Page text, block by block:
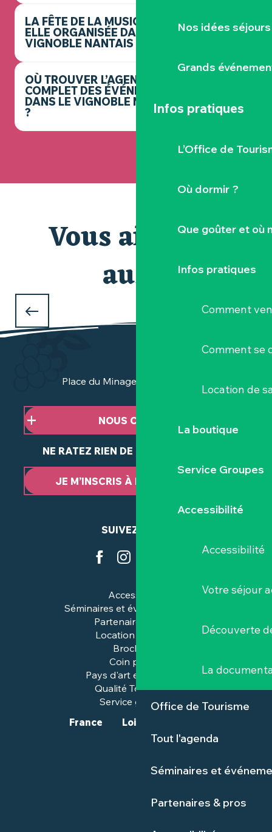
Nos idées séjours
Grands
Infos pratiques
L’Office de
Où dormir ?
Que goûter et où
Infos pratiques
Comment
Comment se
Location de
La boutique
Service Groupes
Accessibilité
Accessibilité
Votre séjour
Découverte
La
Office de Tourisme
Tout l'agenda
Séminaires et
Partenaires & pros
LA FÊTE DE LA MUSIQUE EST-
ELLE ORGANISÉE DANS LE
VIGNOBLE NANTAIS ?
OÙ TROUVER L’AGENDA
COMPLET DES ÉVÉNEMENTS
DANS LE VIGNOBLE NANTAIS
?
Vous aimerez
aussi
QUE FAIRE PENDANT LES VACANCES
D'AVRIL
Place du Minage - 44190 Clisson
NOUS CONTACTER
NE RATEZ RIEN DE NOTRE ACTUALITÉ
JE M’INSCRIS À LA NEWSLETTER
SUIVEZ-NOUS
Accessibilité
Séminaires et événements pros
Partenaires & pros
Location de salles
Brochures
Coin presse
Pays d'art et d'histoire
Qualité Tourisme™
Service groupes
France
Loire-Atlantique